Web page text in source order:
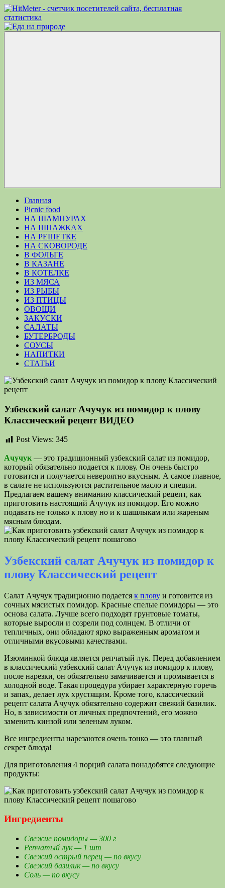
Перейти
к
Главная
Picnic food
НА ШАМПУРАХ
НА ШПАЖКАХ
НА РЕШЕТКЕ
НА СКОВОРОДЕ
В ФОЛЬГЕ
В КАЗАНЕ
В КОТЕЛКЕ
ИЗ МЯСА
ИЗ РЫБЫ
ИЗ ПТИЦЫ
ОВОЩИ
ЗАКУСКИ
САЛАТЫ
БУТЕРБРОДЫ
СОУСЫ
НАПИТКИ
СТАТЬИ
Узбекский салат Ачучук из помидор к плову
Классический рецепт ВИДЕО
Post Views: 345
Ачучук — это традиционный узбекский салат из помидор,
который обязательно подается к плову. Он очень быстро
готовится и получается невероятно вкусным. А самое главное,
в салате не используются растительное масло и специи.
Предлагаем вашему вниманию классический рецепт, как
приготовить настоящий Ачучук из помидор. Его можно
подавать не только к плову но и к шашлыкам или жареным
мясным блюдам.
Узбекский салат Ачучук из помидор к
плову Классический рецепт
Салат Ачучук традиционно подается к плову и готовится из
сочных мясистых помидор. Красные спелые помидоры — это
основа салата. Лучше всего подходят грунтовые томаты,
которые выросли и созрели под солнцем. В отличи от
тепличных, они обладают ярко выраженным ароматом и
отличными вкусовыми качествами.
Изюминкой блюда является репчатый лук. Перед добавлением
в классический узбекский салат Ачучук из помидор к плову,
после нарезки, он обязательно замачивается и промывается в
холодной воде. Такая процедура убирает характерную горечь
и запах, делает лук хрустящим. Кроме того, классический
рецепт салата Ачучук обязательно содержит свежий базилик.
Но, в зависимости от личных предпочтений, его можно
заменить кинзой или зеленым луком.
Все ингредиенты нарезаются очень тонко — это главный
секрет блюда!
Для приготовления 4 порций салата понадобятся следующие
продукты:
Ингредиенты
Свежие помидоры — 300 г
Репчатый лук — 1 шт
Свежий острый перец — по вкусу
Свежий базилик — по вкусу
Соль — по вкусу